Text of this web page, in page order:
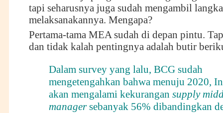
tapi seharusnya juga sudah mengambil
melaksanakannya. Mengapa?
Pertama-tama MEA sudah di depan pintu.
dan tidak kalah pentingnya adalah butir
Dalam survey yang lalu, BCG sudah
mengetengahkan bahwa menuju 2020,
akan mengalami kekurangan supply
managersebanyak 56% dibandingkan